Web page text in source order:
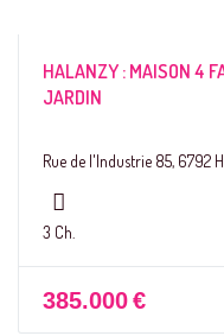
HALANZY : MAISON 4
JARDIN
Rue de l'Industrie 85, 6792
3 Ch.
385.000€